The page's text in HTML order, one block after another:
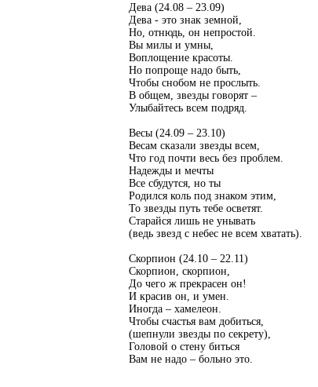
Дева (24.08 – 23.09)
Дева - это знак земной,
Но, отнюдь, он непростой.
Вы милы и умны,
Воплощение красоты.
Но попроще надо быть,
Чтобы снобом не прослыть.
В общем, звезды говорят –
Улыбайтесь всем подряд.
Весы (24.09 – 23.10)
Весам сказали звезды всем,
Что год почти весь без проблем.
Надежды и мечты
Все сбудутся, но ты
Родился коль под знаком этим,
То звезды путь тебе осветят.
Старайся лишь не унывать
(ведь звезд с небес не всем хватать).
Скорпион (24.10 – 22.11)
Скорпион, скорпион,
До чего ж прекрасен он!
И красив он, и умен.
Иногда – хамелеон.
Чтобы счастья вам добиться,
(шепнули звезды по секрету),
Головой о стену биться
Вам не надо – больно это.